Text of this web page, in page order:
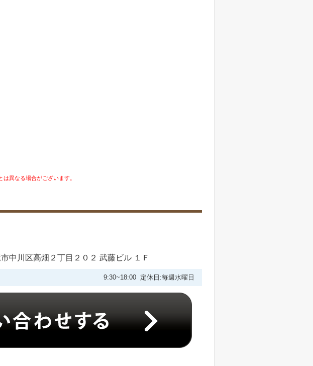
異なる場合がございます。
中川区高畑２丁目２０２ 武藤ビル １Ｆ
9:30~18:00 定休日:毎週水曜日